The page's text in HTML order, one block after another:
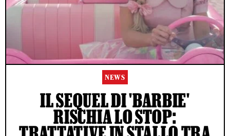
NEWS
IL SEQUEL DI 'BARBIE'
RISCHIA LO STOP: